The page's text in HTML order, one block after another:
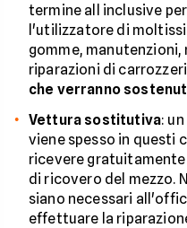
termine all inclusive
l'utilizzatore di
gomme,
riparazioni di
che verranno
Vettura sostitutiva:
viene spesso in questi
ricevere
di ricovero del mezzo.
siano necessari
effettuare la